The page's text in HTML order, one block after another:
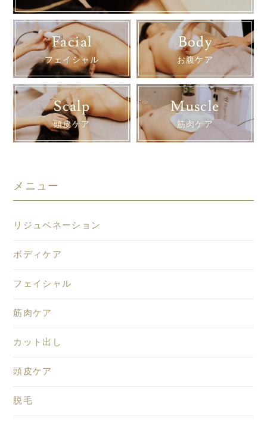
Facial
フェイシャル
Body
お腹ケア
Scalp
頭皮ケア
Muscle
筋肉ケア
メニュー
リジュベネーション
ボディケア
フェイシャル
筋肉ケア
カット出し
頭皮ケア
脱毛